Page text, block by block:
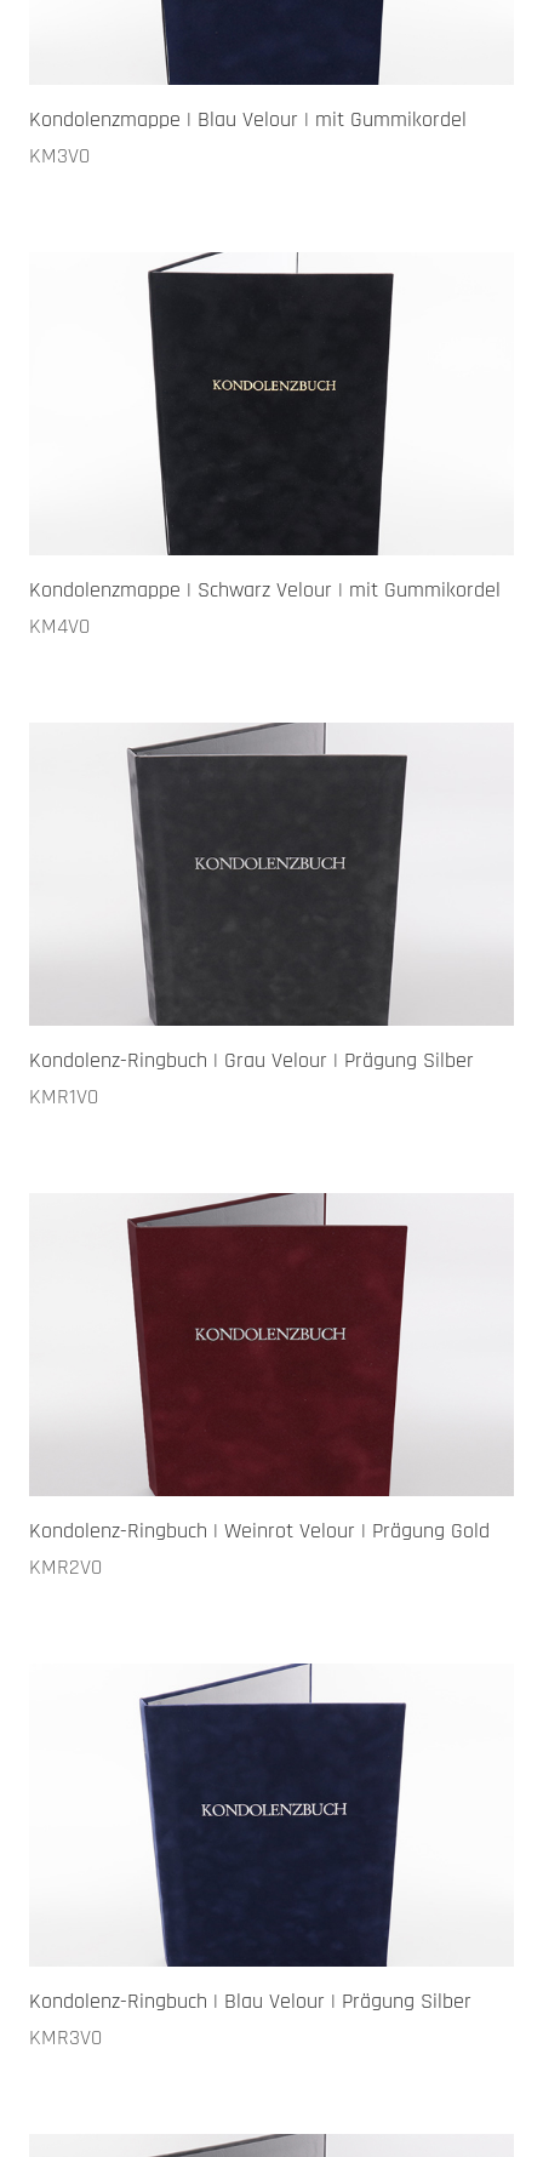
Kondolenzmappe | Blau Velour | mit Gummikordel
KM3V0
Kondolenzmappe | Schwarz Velour | mit Gummikordel
KM4V0
Kondolenz-Ringbuch | Grau Velour | Prägung Silber
KMR1V0
Kondolenz-Ringbuch | Weinrot Velour | Prägung Gold
KMR2V0
Kondolenz-Ringbuch | Blau Velour | Prägung Silber
KMR3V0